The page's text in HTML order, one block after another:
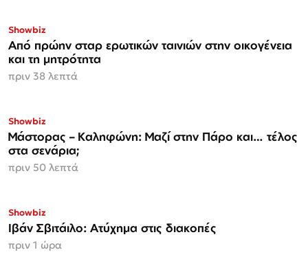
Showbiz
Από πρώην σταρ ερωτικών ταινιών στην οικογένεια
και τη μητρότητα
πριν 38 λεπτά
Showbiz
Μάστορας – Καληφώνη: Μαζί στην Πάρο και… τέλος
στα σενάρια;
πριν 50 λεπτά
Showbiz
Ιβάν Σβιτάιλο: Ατύχημα στις διακοπές
πριν 1 ώρα